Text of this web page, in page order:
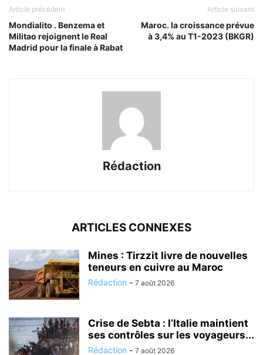
Article précédent
Mondialito . Benzema et
Militao rejoignent le Real
Madrid pour la finale à Rabat
Article suivant
Maroc. la croissance prévue
à 3,4% au T1-2023 (BKGR)
Rédaction
ARTICLES CONNEXES
Mines : Tirzzit livre de nouvelles
teneurs en cuivre au Maroc
Rédaction - 7 août 2026
Crise de Sebta : l’Italie maintient
ses contrôles sur les voyageurs...
Rédaction - 7 août 2026